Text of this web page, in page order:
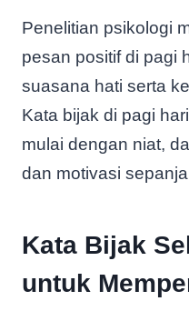
Penelitian psikologi
pesan positif di pagi
suasana hati serta
Kata bijak di pagi
mulai dengan niat,
dan motivasi
Kata Bijak
untuk